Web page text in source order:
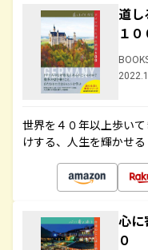
道
１０
世界を４０年以上歩い
けする、人生を輝かせ
心に
０